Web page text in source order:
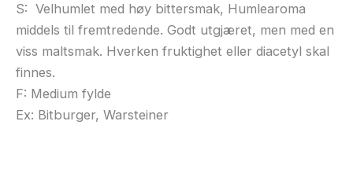
S: Velhumlet med høy bittersmak, Humlearoma
middels til fremtredende. Godt utgjæret, men med en
viss maltsmak. Hverken fruktighet eller diacetyl skal
finnes.
F: Medium fylde
Ex: Bitburger, Warsteiner